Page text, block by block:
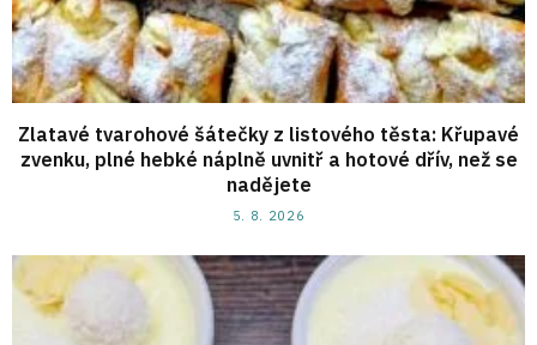
Zlatavé tvarohové šátečky z listového těsta: Křupavé
zvenku, plné hebké náplně uvnitř a hotové dřív, než se
nadějete
5. 8. 2026